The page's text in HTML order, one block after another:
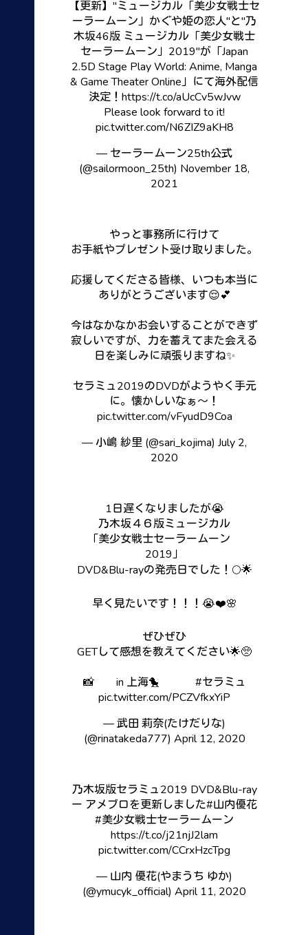
【更新】"ミュージカル「美少女戦士セ
ーラームーン」かぐや姫の恋人"と"乃
木坂46版 ミュージカル「美少女戦士
セーラームーン」2019"が「Japan
2.5D Stage Play World: Anime, Manga
& Game Theater Online」にて海外配信
決定！ https://t.co/aUcCv5wJvw
Please look forward to it!
pic.twitter.com/N6ZIZ9aKH8
— セーラームーン25th公式
(@sailormoon_25th) November 18,
2021
やっと事務所に行けて
お手紙やプレゼント受け取りました。
応援してくださる皆様、いつも本当に
ありがとうございます😌💕
今はなかなかお会いすることができず
寂しいですが、力を蓄えてまた会える
日を楽しみに頑張りますね✨
セラミュ2019のDVDがようやく手元
に。懐かしいなぁ〜！
pic.twitter.com/vFyudD9Coa
— 小嶋 紗里 (@sari_kojima)July 2,
2020
1日遅くなりましたが😭
乃木坂４６版ミュージカル
「美少女戦士セーラームーン
2019」
DVD&Blu-rayの発売日でした！🌕🌟
早く見たいです！！！😭❤️🌸
ぜひぜひ
GETして感想を教えてください🌟🥺
📸 in 上海🐤 #セラミュ
pic.twitter.com/PCZVfkxYiP
— 武田 莉奈(たけだりな)
(@rinatakeda777) April 12, 2020
乃木坂版セラミュ2019 DVD&Blu-ray
ー アメブロを更新しました#山内優花
#美少女戦士セーラームーン
https://t.co/j21njJ2lam
pic.twitter.com/CCrxHzcTpg
— 山内 優花(やまうち ゆか)
(@ymucyk_official)April 11, 2020